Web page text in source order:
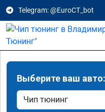
Telegram: @EuroCT_bot
Выберите ваш авто: